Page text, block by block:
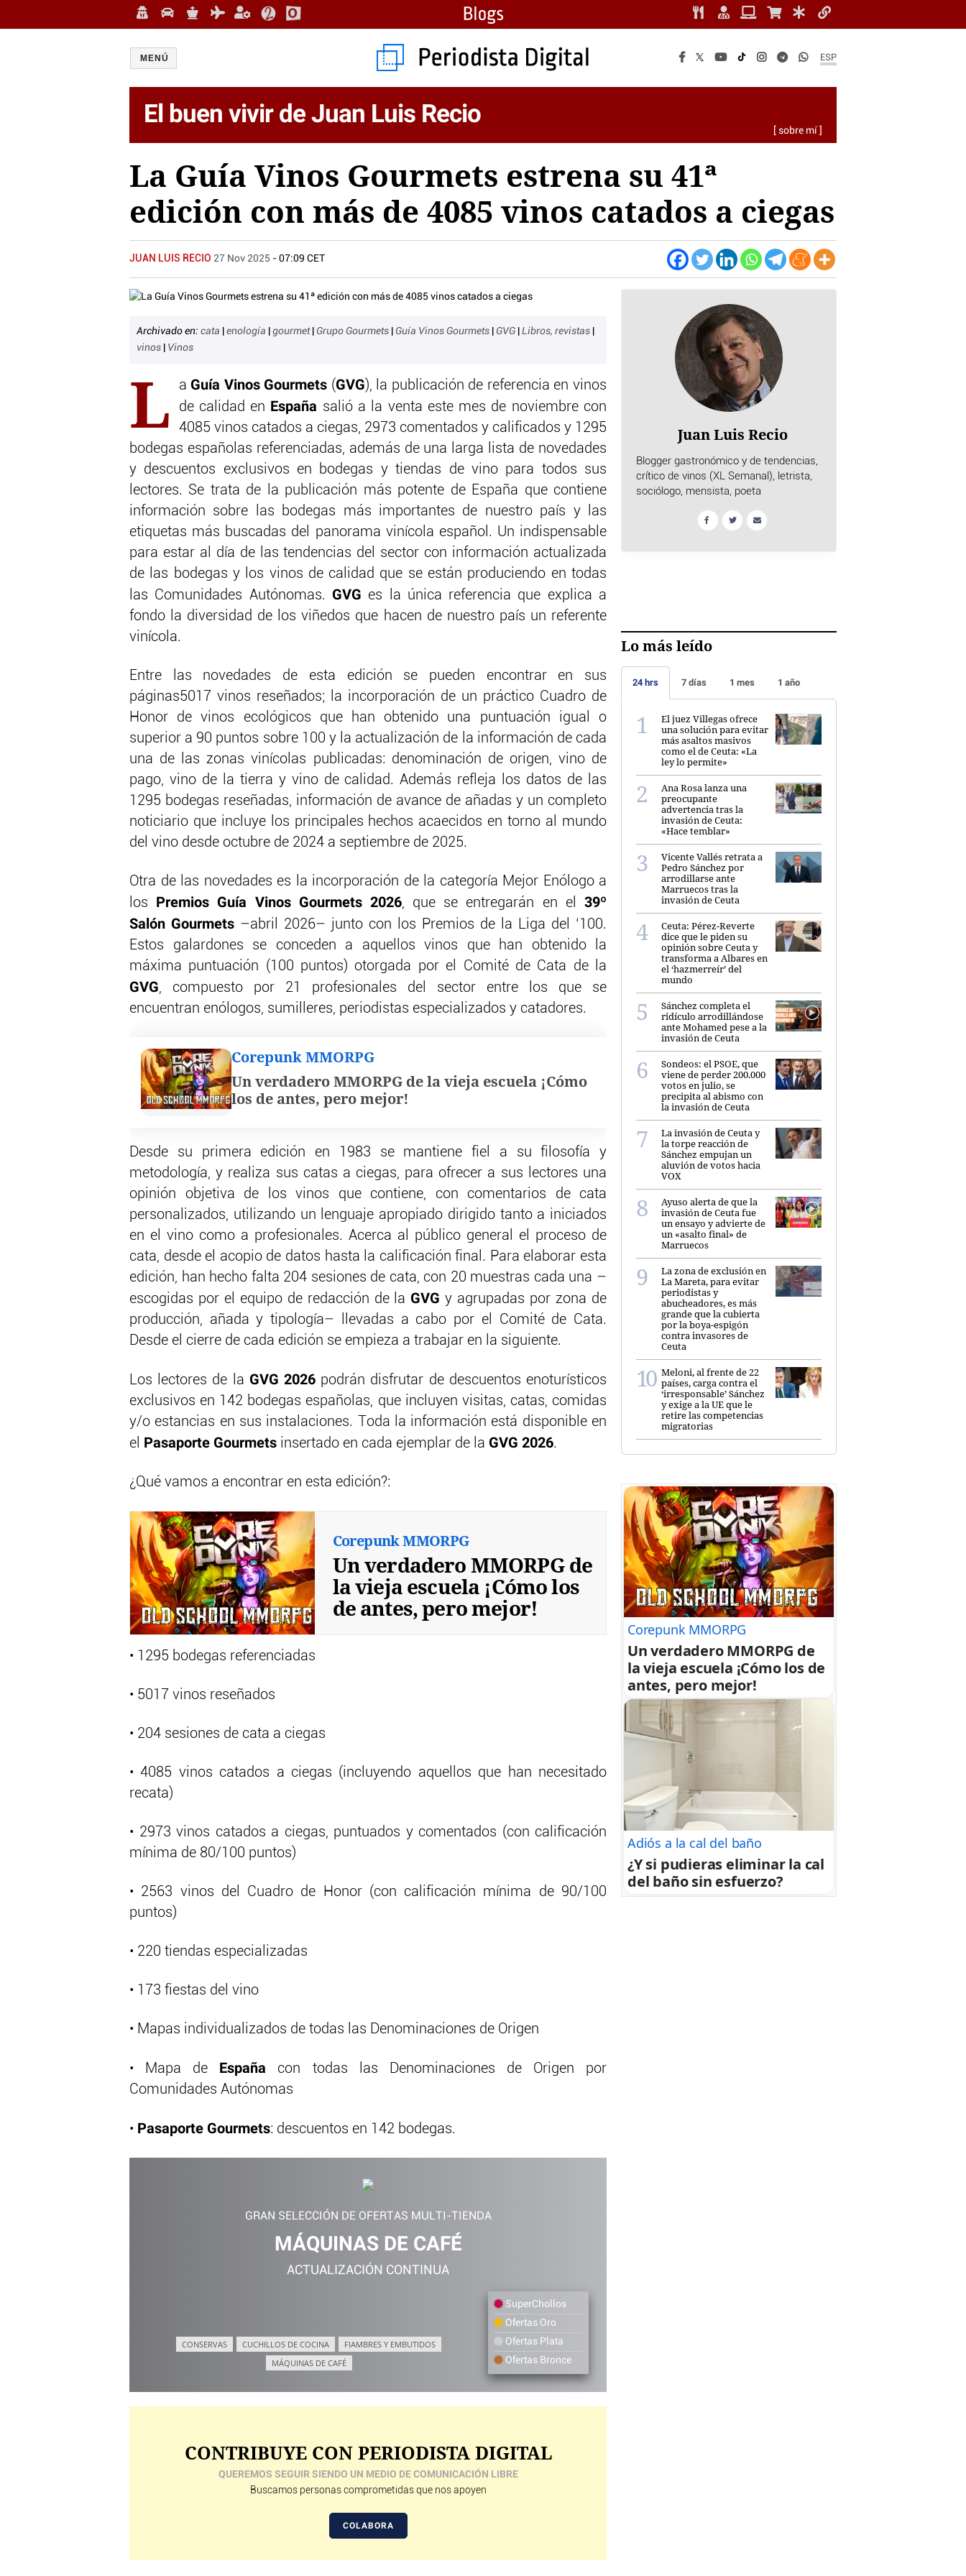
ESP
MENÚ
El buen vivir de Juan Luis Recio
[ sobre mí ]
La Guía Vinos Gourmets estrena su 41ª
edición con más de 4085 vinos catados a ciegas
JUAN LUIS RECIO 27 Nov 2025 - 07:09 CET
Archivado en: cata enología gourmet Grupo Gourmets Guía Vinos Gourmets GVG Libros, revistas
vinos
Vinos
L a Guía Vinos Gourmets (GVG), la publicación de referencia en vinos
de calidad en España salió a la venta este mes de noviembre con
4085 vinos catados a ciegas, 2973 comentados y calificados y 1295
bodegas españolas referenciadas, además de una larga lista de novedades
y descuentos exclusivos en bodegas y tiendas de vino para todos sus
lectores. Se trata de la publicación más potente de España que contiene
información sobre las bodegas más importantes de nuestro país y las
etiquetas más buscadas del panorama vinícola español. Un indispensable
para estar al día de las tendencias del sector con información actualizada
de las bodegas y los vinos de calidad que se están produciendo en todas
las Comunidades Autónomas. GVG es la única referencia que explica a
fondo la diversidad de los viñedos que hacen de nuestro país un referente
vinícola.
Entre las novedades de esta edición se pueden encontrar en sus
páginas5017 vinos reseñados; la incorporación de un práctico Cuadro de
Honor de vinos ecológicos que han obtenido una puntuación igual o
superior a 90 puntos sobre 100 y la actualización de la información de cada
una de las zonas vinícolas publicadas: denominación de origen, vino de
pago, vino de la tierra y vino de calidad. Además refleja los datos de las
1295 bodegas reseñadas, información de avance de añadas y un completo
noticiario que incluye los principales hechos acaecidos en torno al mundo
del vino desde octubre de 2024 a septiembre de 2025.
Otra de las novedades es la incorporación de la categoría Mejor Enólogo a
los Premios Guía Vinos Gourmets2026, que se entregarán en el
39º
Salón Gourmets –abril 2026– junto con los Premios de la Liga del ‘100.
Estos galardones se conceden a aquellos vinos que han obtenido la
máxima puntuación (100 puntos) otorgada por el Comité de Cata de la
GVG, compuesto por 21 profesionales del sector entre los que se
encuentran enólogos, sumilleres, periodistas especializados y catadores.
Corepunk MMORPG
Un verdadero MMORPG de la vieja escuela ¡Cómo
los de antes, pero mejor!
Desde su primera edición en 1983 se mantiene fiel a su filosofía y
metodología, y realiza sus catas a ciegas, para ofrecer a sus lectores una
opinión objetiva de los vinos que contiene, con comentarios de cata
personalizados, utilizando un lenguaje apropiado dirigido tanto a iniciados
en el vino como a profesionales. Acerca al público general el proceso de
cata, desde el acopio de datos hasta la calificación final. Para elaborar esta
edición, han hecho falta 204 sesiones de cata, con 20 muestras cada una –
escogidas por el equipo de redacción de la GVG y agrupadas por zona de
producción, añada y tipología– llevadas a cabo por el Comité de Cata.
Desde el cierre de cada edición se empieza a trabajar en la siguiente.
Los lectores de la GVG 2026 podrán disfrutar de descuentos enoturísticos
exclusivos en 142 bodegas españolas, que incluyen visitas, catas, comidas
y/o estancias en sus instalaciones. Toda la información está disponible en
el Pasaporte Gourmets insertado en cada ejemplar de la GVG 2026.
¿Qué vamos a encontrar en esta edición?:
Corepunk MMORPG
Un verdadero MMORPG de
la vieja escuela ¡Cómo los
de antes, pero mejor!
• 1295 bodegas referenciadas
• 5017 vinos reseñados
• 204 sesiones de cata a ciegas
• 4085 vinos catados a ciegas (incluyendo aquellos que han necesitado
recata)
• 2973 vinos catados a ciegas, puntuados y comentados (con calificación
mínima de 80/100 puntos)
• 2563 vinos del Cuadro de Honor (con calificación mínima de 90/100
puntos)
• 220 tiendas especializadas
• 173 fiestas del vino
• Mapas individualizados de todas las Denominaciones de Origen
• Mapa de España con todas las Denominaciones de Origen por
Comunidades Autónomas
• Pasaporte Gourmets: descuentos en 142 bodegas.
GRAN SELECCIÓN DE OFERTAS MULTI-TIENDA
MÁQUINAS DE CAFÉ
ACTUALIZACIÓN CONTINUA
CONSERVAS CUCHILLOS DE COCINA
FIAMBRES Y EMBUTIDOS
MÁQUINAS DE CAFÉ
SuperChollos
Ofertas Oro
Ofertas Plata
Ofertas Bronce
CONTRIBUYE CON PERIODISTA DIGITAL
QUEREMOS SEGUIR SIENDO UN MEDIO DE COMUNICACIÓN LIBRE
Buscamos personas comprometidas que nos apoyen
COLABORA
Juan Luis Recio
Blogger gastronómico y de tendencias,
crítico de vinos (XL Semanal), letrista,
sociólogo, mensista, poeta
Lo más leído
24 hrs 7 días 1 mes 1 año
El juez Villegas ofrece
una solución para evitar
más asaltos masivos
como el de Ceuta: «La
ley lo permite»
Ana Rosa lanza una
preocupante
advertencia tras la
invasión de Ceuta:
«Hace temblar»
Vicente Vallés retrata a
Pedro Sánchez por
arrodillarse ante
Marruecos tras la
invasión de Ceuta
Ceuta: Pérez-Reverte
dice que le piden su
opinión sobre Ceuta y
transforma a Albares en
el ‘hazmerreír’ del
mundo
Sánchez completa el
ridículo arrodillándose
ante Mohamed pese a la
invasión de Ceuta
Sondeos: el PSOE, que
viene de perder 200.000
votos en julio, se
precipita al abismo con
la invasión de Ceuta
La invasión de Ceuta y
la torpe reacción de
Sánchez empujan un
aluvión de votos hacia
VOX
Ayuso alerta de que la
invasión de Ceuta fue
un ensayo y advierte de
un «asalto final» de
Marruecos
La zona de exclusión en
La Mareta, para evitar
periodistas y
abucheadores, es más
grande que la cubierta
por la boya-espigón
contra invasores de
Ceuta
Meloni, al frente de 22
países, carga contra el
‘irresponsable’ Sánchez
y exige a la UE que le
retire las competencias
migratorias
Corepunk MMORPG
Un verdadero MMORPG de
la vieja escuela ¡Cómo los de
antes, pero mejor!
Adiós a la cal del baño
¿Y si pudieras eliminar la cal
del baño sin esfuerzo?